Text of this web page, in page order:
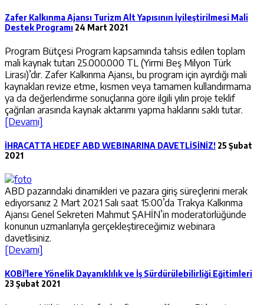
Zafer Kalkınma Ajansı Turizm Alt Yapısının İyileştirilmesi Mali
Destek Programı 24 Mart 2021
Program Bütçesi Program kapsamında tahsis edilen toplam
mali kaynak tutarı 25.000.000 TL (Yirmi Beş Milyon Türk
Lirası)’dır. Zafer Kalkınma Ajansı, bu program için ayırdığı mali
kaynakları revize etme, kısmen veya tamamen kullandırmama
ya da değerlendirme sonuçlarına göre ilgili yılın proje teklif
çağrıları arasında kaynak aktarımı yapma haklarını saklı tutar.
[Devamı]
İHRACATTA HEDEF ABD WEBINARINA DAVETLİSİNİZ! 25 Şubat
2021
ABD pazarındaki dinamikleri ve pazara giriş süreçlerini merak
ediyorsanız 2 Mart 2021 Salı saat 15:00’da Trakya Kalkınma
Ajansı Genel Sekreteri Mahmut ŞAHİN’in moderatörlüğünde
konunun uzmanlarıyla gerçekleştireceğimiz webinara
davetlisiniz.
[Devamı]
KOBİ'lere Yönelik Dayanıklılık ve İş Sürdürülebilirliği Eğitimleri
23 Şubat 2021